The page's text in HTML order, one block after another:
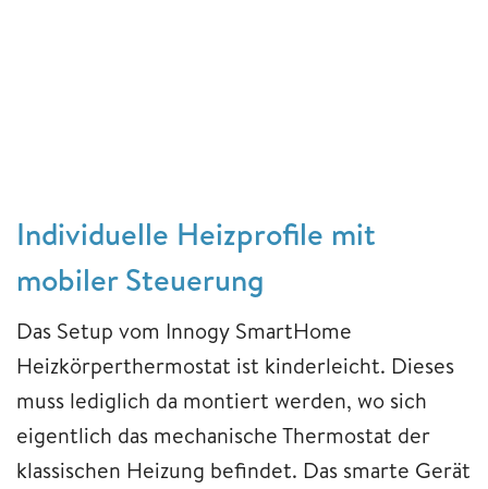
Individuelle Heizprofile mit
mobiler Steuerung
Das Setup vom Innogy SmartHome
Heizkörperthermostat ist kinderleicht. Dieses
muss lediglich da montiert werden, wo sich
eigentlich das mechanische Thermostat der
klassischen Heizung befindet. Das smarte Gerät